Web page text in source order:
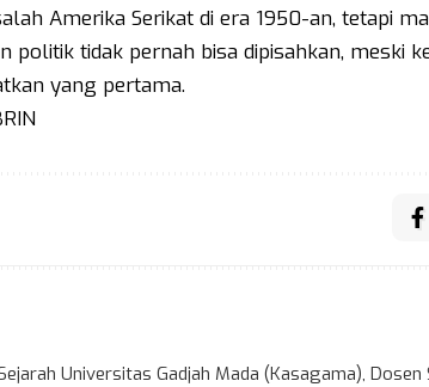
Amerika Serikat di era 1950-an, tetapi
politik tidak pernah bisa dipisahkan, meski
yang pertama.
Universitas Gadjah Mada (Kasagama), Dosen